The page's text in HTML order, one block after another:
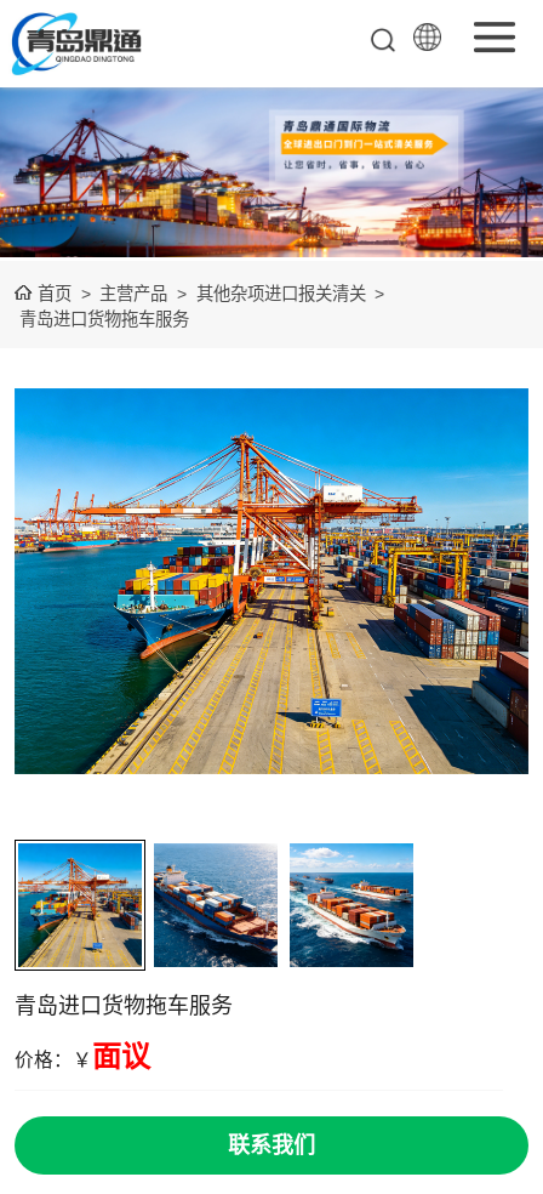
首页 > 主营产品 > 其他杂项进口报关清关 >
青岛进口货物拖车服务
青岛进口货物拖车服务
价格：￥ 面议
联系我们
矿产品进口报关
清关
农副产品进口报
关清关
水产冻品进口报
关
化妆品进口报关
食品进口报关
其他杂项进口报
关清关